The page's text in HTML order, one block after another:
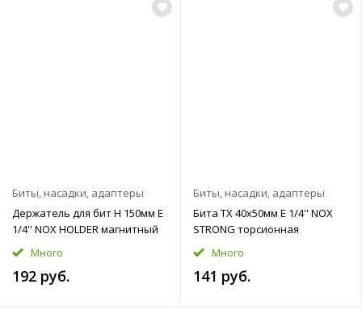
Биты, насадки, адаптеры
Держатель для бит H 150мм E
1/4'' NOX HOLDER магнитный
Много
192 руб.
Биты, насадки, адаптеры
Бита TX 40x50мм E 1/4'' NOX
STRONG торсионная
Много
141 руб.